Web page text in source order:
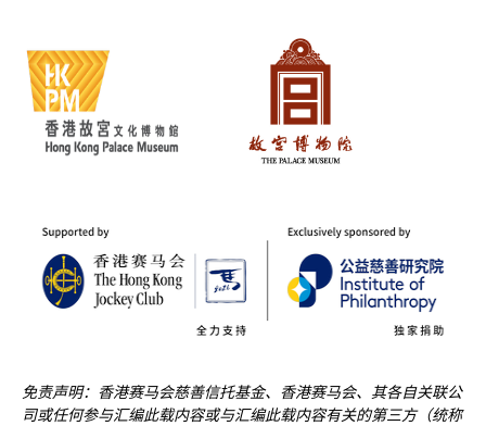
免责声明：香港赛马会慈善信托基金、香港赛马会、其各自关联公
司或任何参与汇编此载内容或与汇编此载内容有关的第三方（统称